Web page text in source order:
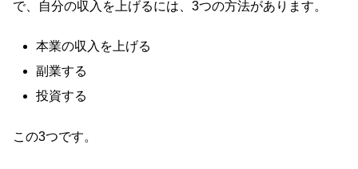
で、自分の収入を上げるには、3つの方法があります。
本業の収入を上げる
副業する
投資する
この3つです。